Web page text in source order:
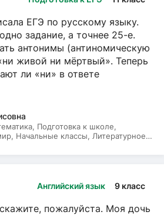
ЕГЭ по русскому языку.
задание, а точнее 25-е.
антонимы (антиномическую
живой ни мёртвый». Теперь
ли «ни» в ответе
Подготовка к школе,
Начальные классы, Литературное
Английский язык 9 класс
пожалуйста. Моя дочь